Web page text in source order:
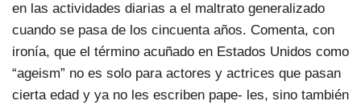
en las actividades diarias a el maltrato generalizado
cuando se pasa de los cincuenta años. Comenta, con
ironía, que el término acuñado en Estados Unidos como
“ageism” no es solo para actores y actrices que pasan
cierta edad y ya no les escriben pape- les, sino también